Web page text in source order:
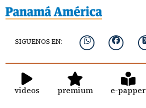
SIGUENOS EN:
videos premium e-papper